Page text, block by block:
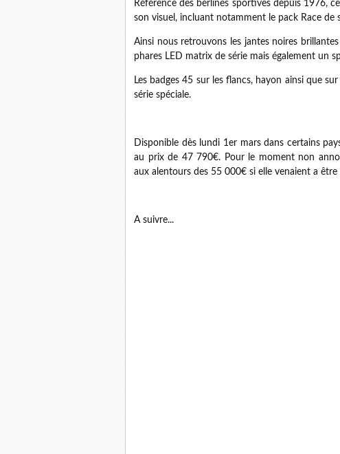
Référence des berlines sportives depuis 1976,
son visuel, incluant notamment le pack Race de
Ainsi nous retrouvons les jantes noires
phares LED matrix de série mais également un
Les badges 45 sur les flancs, hayon ainsi que
série spéciale.
Disponible dès lundi 1er mars dans certains
au prix de 47 790€. Pour le moment non
aux alentours des 55 000€ si elle venaient a
A suivre...